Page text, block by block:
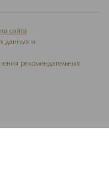
сайта
данных и
рекомендательных